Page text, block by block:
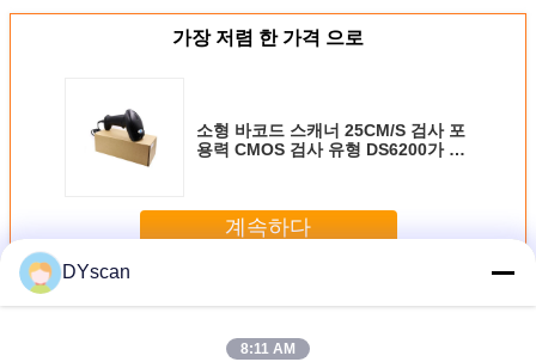
가장 저렴 한 가격 으로
소형 바코드 스캐너 25CM/S 검사 포
용력 CMOS 검사 유형 DS6200가 제
계속하다
더 많은 것
DYscan
8:11 AM